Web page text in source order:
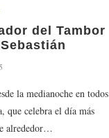
del Tambor
la medianoche en todos
que celebra el día más
alrededor…